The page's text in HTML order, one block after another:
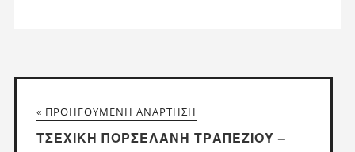
« ΠΡΟΗΓΟΎΜΕΝΗ ΑΝΆΡΤΗΣΗ
ΤΣΈΧΙΚΗ ΠΟΡΣΕΛΆΝΗ ΤΡΑΠΕΖΙΟΎ –